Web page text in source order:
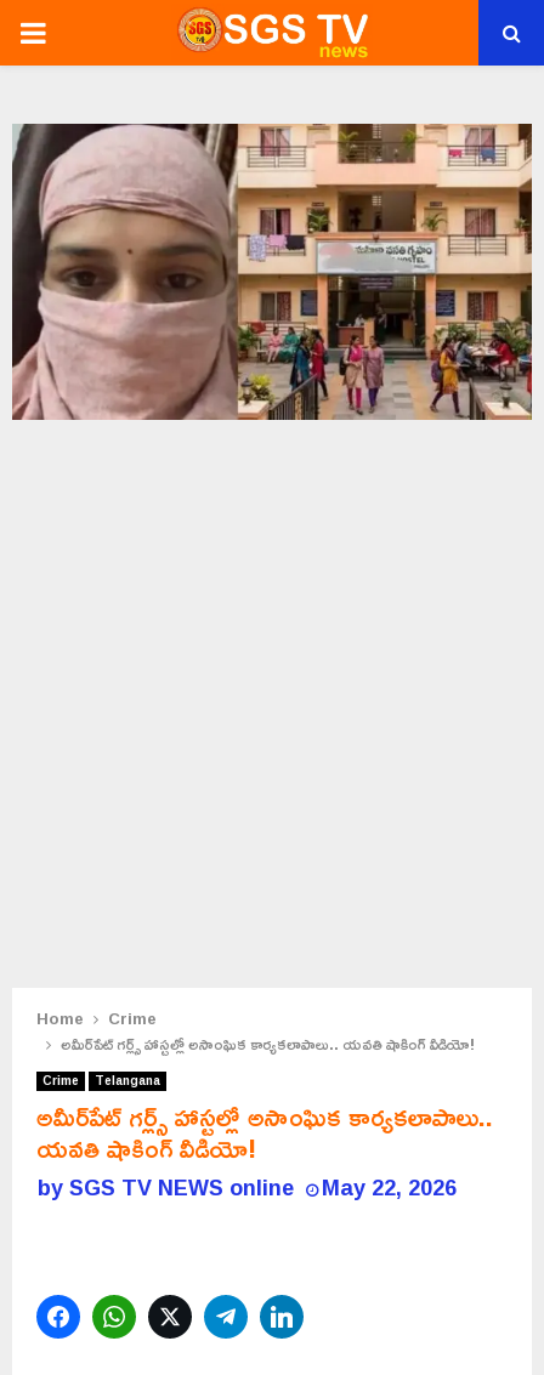
PRIMARY
Home
Crime
అమీర్‌పేట్‌ గర్ల్స్ హాస్టల్లో అసాంఘిక కార్యకలాపాలు.. యవతి షాకింగ్ వీడియో!
Crime Telangana
అమీర్‌పేట్‌ గర్ల్స్ హాస్టల్లో అసాంఘిక కార్యకలాపాలు..
యవతి షాకింగ్ వీడియో!
bySGS TV NEWS online May 22, 2026
FacebookWhatsAppTwitterTelegram